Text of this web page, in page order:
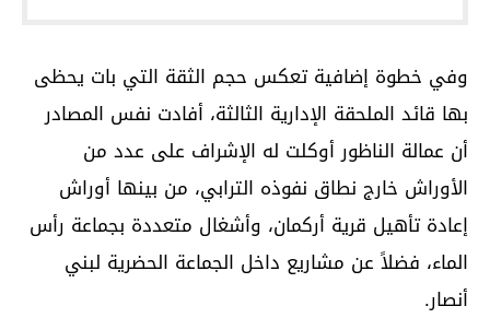
وفي خطوة إضافية تعكس حجم الثقة التي بات يحظى
بها قائد الملحقة الإدارية الثالثة، أفادت نفس المصادر
أن عمالة الناظور أوكلت له الإشراف على عدد من
الأوراش خارج نطاق نفوذه الترابي، من بينها أوراش
إعادة تأهيل قرية أركمان، وأشغال متعددة بجماعة رأس
الماء، فضلاً عن مشاريع داخل الجماعة الحضرية لبني
أنصار.